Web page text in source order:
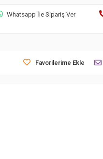
Whatsapp İle Sipariş Ver
Favorilerime Ekle